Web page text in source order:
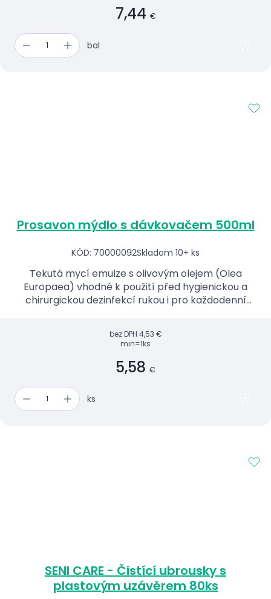
7,44 €
bal
Prosavon mýdlo s dávkovačem 500ml
KÓD: 70000092Skladom 10+ ks
Tekutá mycí emulze s olivovým olejem (Olea
Europaea) vhodné k použití před hygienickou a
chirurgickou dezinfekcí rukou i pro každodenní
bez DPH 4,53 €
min=1ks
5,58 €
ks
SENI CARE - Čistící ubrousky s
plastovým uzávěrem 80ks